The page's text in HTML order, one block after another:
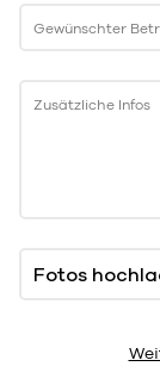
Gewünschter
Zusätzliche Infos
Fotos